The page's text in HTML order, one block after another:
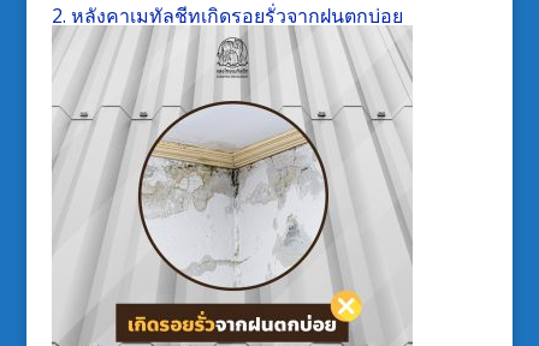
2. หลังคาเมทัลชีทเกิดรอยรั่วจากฝนตกบ่อย